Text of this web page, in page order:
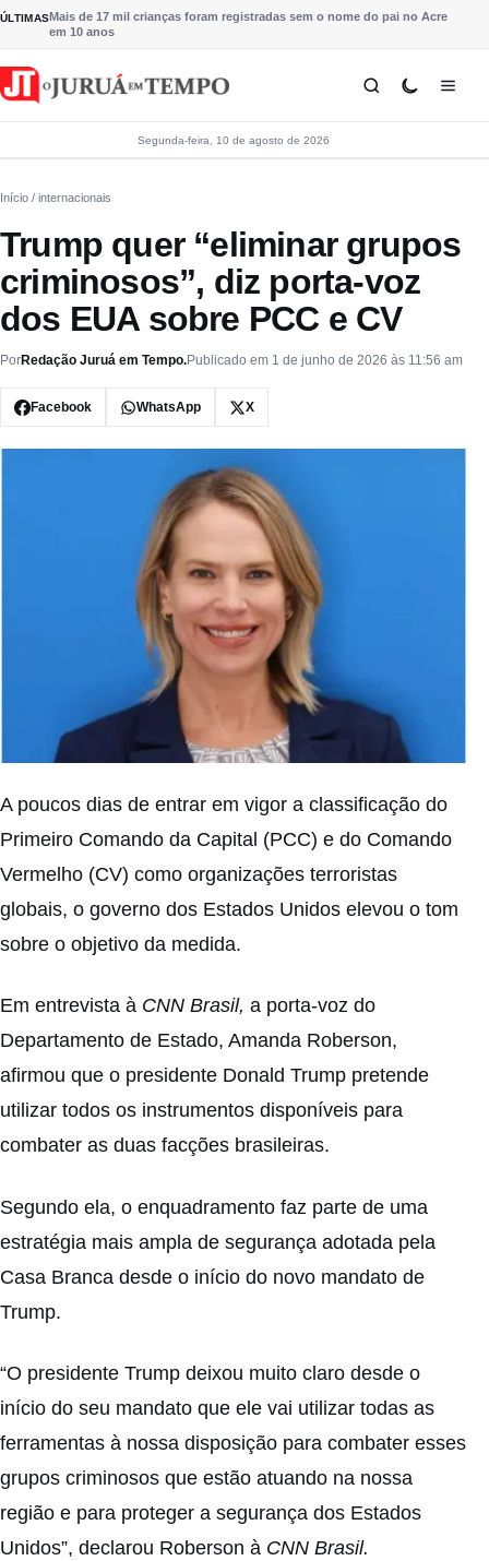
Pular para o conteúdo
ÚLTIMASMais de 17 mil crianças foram registradas sem o nome do pai no Acre
em 10 anos
Segunda-feira, 10 de agosto de 2026
Início / internacionais
Trump quer “eliminar grupos
criminosos”, diz porta-voz
dos EUA sobre PCC e CV
PorRedação Juruá em Tempo.Publicado em 1 de junho de 2026 às 11:56 am
Facebook WhatsApp X
A poucos dias de entrar em vigor a classificação do
Primeiro Comando da Capital (PCC) e do Comando
Vermelho (CV) como organizações terroristas
globais, o governo dos Estados Unidos elevou o tom
sobre o objetivo da medida.
Em entrevista à CNN Brasil, a porta-voz do
Departamento de Estado, Amanda Roberson,
afirmou que o presidente Donald Trump pretende
utilizar todos os instrumentos disponíveis para
combater as duas facções brasileiras.
Segundo ela, o enquadramento faz parte de uma
estratégia mais ampla de segurança adotada pela
Casa Branca desde o início do novo mandato de
Trump.
“O presidente Trump deixou muito claro desde o
início do seu mandato que ele vai utilizar todas as
ferramentas à nossa disposição para combater esses
grupos criminosos que estão atuando na nossa
região e para proteger a segurança dos Estados
Unidos”, declarou Roberson à CNN Brasil.